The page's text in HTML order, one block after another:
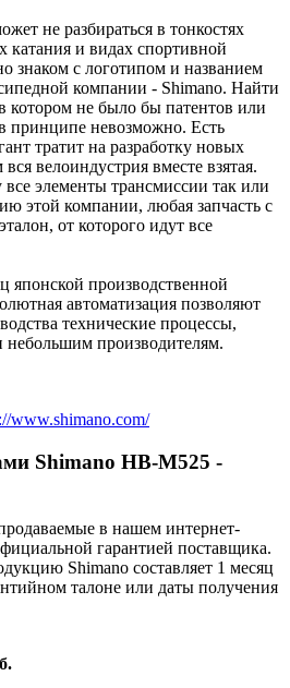
не разбираться в тонкостях
катания и видах спортивной
знаком с логотипом и названием
компании - Shimano. Найти
котором не было бы патентов или
принципе невозможно. Есть
тратит на разработку новых
велоиндустрия вместе взятая.
все элементы трансмиссии так или
этой компании, любая запчасть с
от которого идут все
японской производственной
автоматизация позволяют
технические процессы,
производителям.
www.shimano.com/
Shimano HB-M525 -
в нашем интернет-
гарантией поставщика.
Shimano составляет 1 месяц
талоне или даты получения